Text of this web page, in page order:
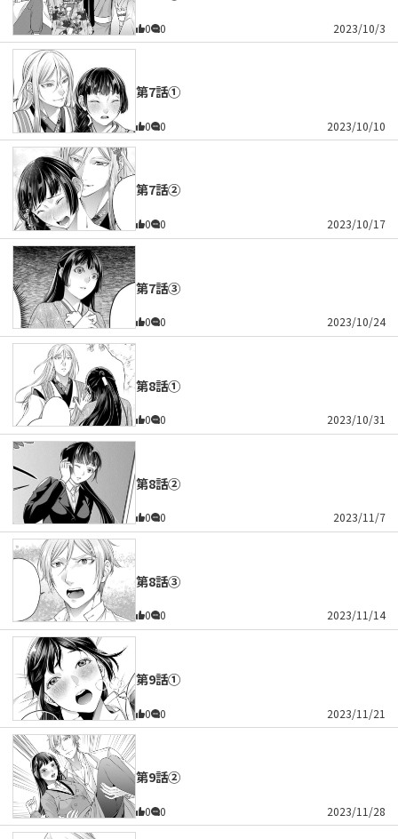
0 0 2023/10/3
第7話①
0 0 2023/10/10
第7話②
0 0 2023/10/17
第7話③
0 0 2023/10/24
第8話①
0 0 2023/10/31
第8話②
0 0 2023/11/7
第8話③
0 0 2023/11/14
第9話①
0 0 2023/11/21
第9話②
0 0 2023/11/28